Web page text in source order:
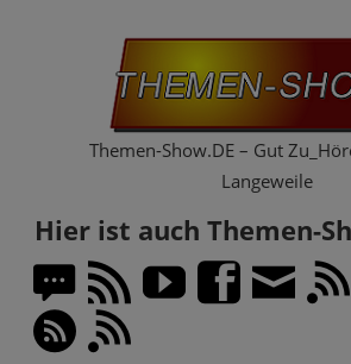
Themen-Show.DE – Gut
Langeweile
Hier ist auch Themen-